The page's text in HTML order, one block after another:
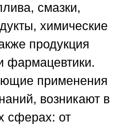
смазки,
химические
продукция
фармацевтики.
применения
возникают в
сферах: от